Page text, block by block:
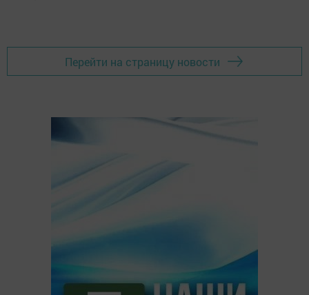
Перейти на страницу новости